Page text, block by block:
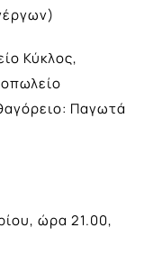
Κύκλος,
Παγωτά
ώρα 21.00,